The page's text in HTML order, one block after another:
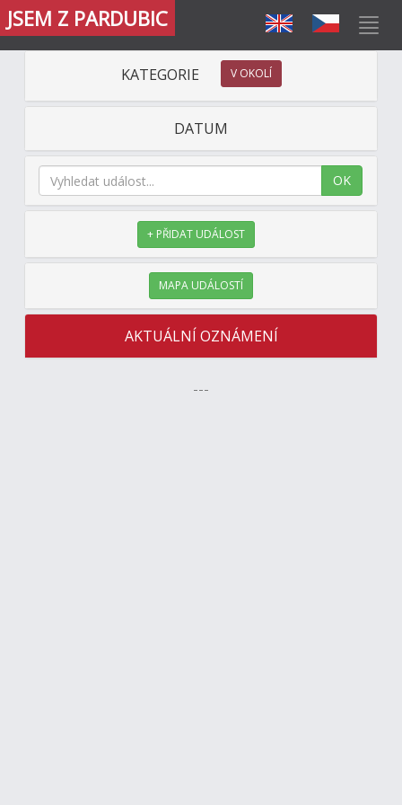
JSEM Z PARDUBIC
KATEGORIE V OKOLÍ
DATUM
OK
+ PŘIDAT UDÁLOST
MAPA UDÁLOSTÍ
AKTUÁLNÍ OZNÁMENÍ
---